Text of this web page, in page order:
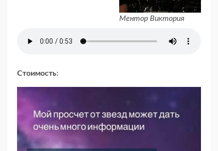
Ментор Виктория
Стоимость: